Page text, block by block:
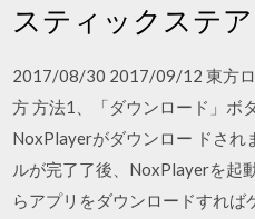
スティックステア
2017/08/30 2017/09/12 東方ロ
方 方法1、「ダウンロード」ボ
NoxPlayerがダウンロー ドさ
ルが完了了後、NoxPlayerを起
らアプリをダウンロードすれば